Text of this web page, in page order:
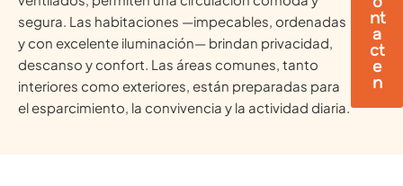
segura. Las habitaciones —impecables, ordenadas
y con excelente iluminación— brindan privacidad,
descanso y confort. Las áreas comunes, tanto
interiores como exteriores, están preparadas para
el esparcimiento, la convivencia y la actividad diaria.
nt
a
ct
e
n